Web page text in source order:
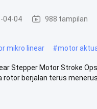
04-04 988 tampilan
mikro linear #motor
Stepper Motor Stroke
berjalan terus